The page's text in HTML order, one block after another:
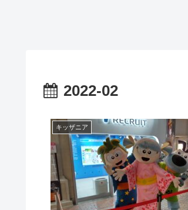
2022-02
キッザニア